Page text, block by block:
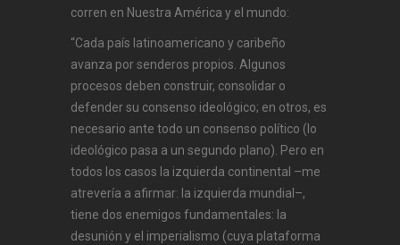
corren en Nuestra América y el mundo:
“Cada país latinoamericano y caribeño
avanza por senderos propios. Algunos
procesos deben construir, consolidar o
defender su consenso ideológico; en otros, es
necesario ante todo un consenso político (lo
ideológico pasa a un segundo plano). Pero en
todos los casos la izquierda continental –me
atrevería a afirmar: la izquierda mundial–,
tiene dos enemigos fundamentales: la
desunión y el imperialismo (cuya plataforma